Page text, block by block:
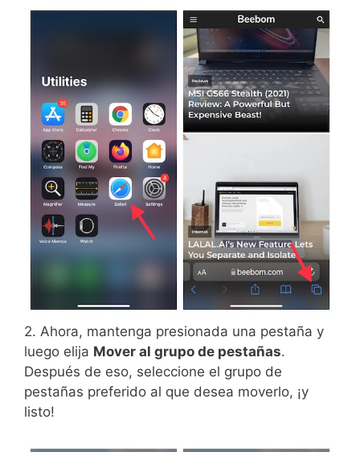
2. Ahora, mantenga presionada una pestaña y
luego elija Mover al grupo de pestañas.
Después de eso, seleccione el grupo de
pestañas preferido al que desea moverlo, ¡y
listo!